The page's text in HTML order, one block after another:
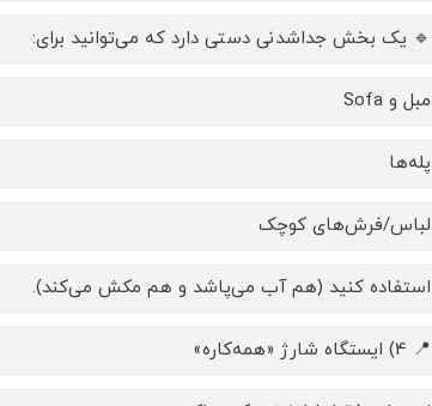
🔹 یک بخش جداشدنی دستی دارد که می‌توانید برای:
مبل و Sofa
پله‌ها
لباس/فرش‌های کوچک
استفاده کنید (هم آب می‌پاشد و هم مکش می‌کند).
📍 4) ایستگاه شارژ «همه‌کاره»